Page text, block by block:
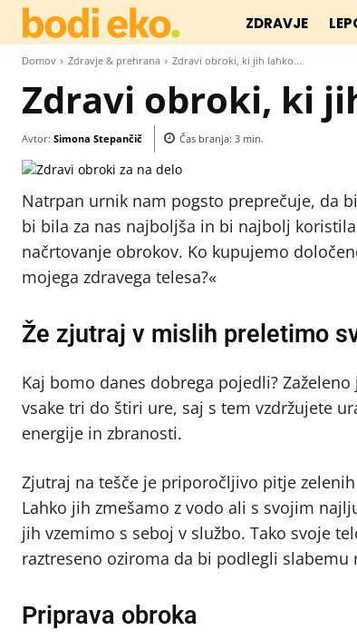
ZDRAVJE
Domov Zdravje & prehrana Zdravi obroki, ki jih lahko...
Zdravi obroki, ki
Avtor: Simona Stepančič Čas branja: 3 min.
Natrpan urnik nam pogsto preprečuje, da
bi bila za nas najboljša in bi najbolj
načrtovanje obrokov. Ko kupujemo
mojega zdravega telesa?«
Že zjutraj v mislih preletimo
Kaj bomo danes dobrega pojedli?
vsake tri do štiri ure, saj s tem vzdržujete
energije in zbranosti.
Zjutraj na tešče je priporočljivo pitje
Lahko jih zmešamo z vodo ali s svojim
jih vzemimo s seboj v službo. Tako svoje
raztreseno oziroma da bi podlegli slabemu
Priprava obroka